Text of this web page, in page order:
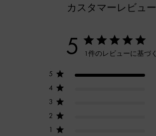
カスタマーレビュー
5 1件のレビューに基づく
5
4
3
2
1